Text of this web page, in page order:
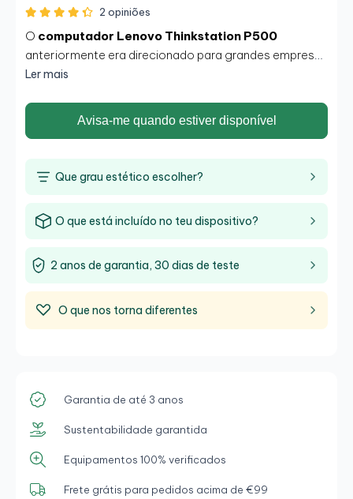
2 opiniões
O computador Lenovo Thinkstation P500
anteriormente era direcionado para grandes empresas
pela sua facilidade de manuseio, gestão e
aplicações e ferramentas a uma velocidade e
potência muito competentes graças ao seu
Ler mais
Avisa-me quando estiver disponível
Que grau estético escolher?
O que está incluído no teu dispositivo?
2 anos de garantia, 30 dias de teste
O que nos torna diferentes
Garantia de até 3 anos
Sustentabilidade garantida
Equipamentos 100% verificados
Frete grátis para pedidos acima de €99